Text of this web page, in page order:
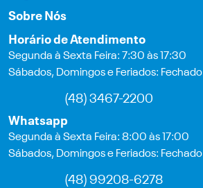
Sobre Nós
Horário de Atendimento
Segunda à Sexta Feira: 7:30 às 17:30
Sábados, Domingos e Feriados: Fechado
(48) 3467-2200
Whatsapp
Segunda à Sexta Feira: 8:00 às 17:00
Sábados, Domingos e Feriados: Fechado
(48) 99208-6278